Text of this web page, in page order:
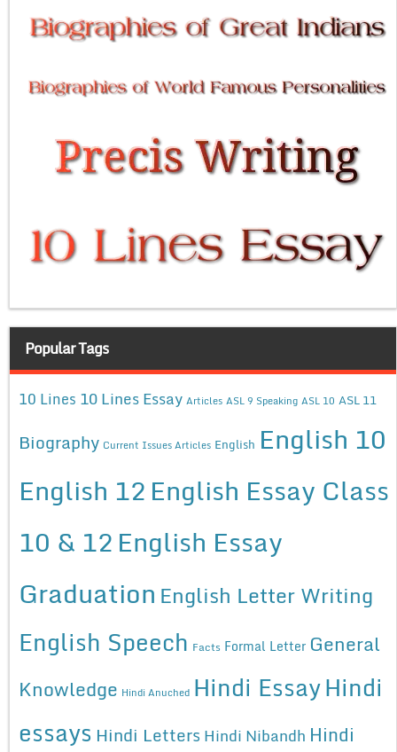
Popular Tags
10 Lines 10 Lines Essay Articles ASL 9 Speaking ASL 10 ASL 11
Biography Current Issues Articles English English 10
English 12English Essay Class
10 & 12English Essay
Graduation English Letter Writing
English Speech Facts Formal Letter General
Knowledge Hindi Anuched Hindi EssayHindi
essays Hindi Letters Hindi Nibandh Hindi